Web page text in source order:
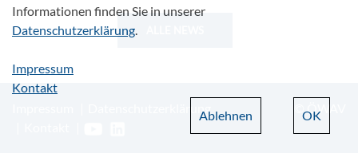
Datenschutzerklärung
© ÖWAV
Informationen finden Sie in unserer
Datenschutzerklärung.
Impressum
Kontakt
OK
Ablehnen